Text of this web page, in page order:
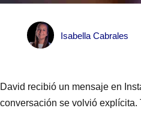
Isabella Cabrales
David recibió un mensaje en
conversación se volvió explícita.